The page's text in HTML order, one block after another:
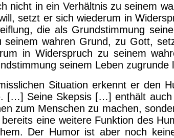
nicht in ein Verhältnis zu seinem
setzt er sich wiederum in
die als Grundstimmung
seinem wahren Grund, zu Gott,
in Widerspruch zu seinem
seinem Leben zugrunde
Situation erkennt er den
[…] Seine Skepsis […] enthält
zum Menschen zu machen,
eine weitere Funktion des
Der Humor ist aber noch